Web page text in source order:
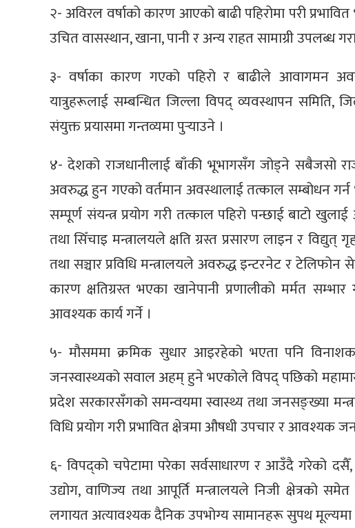
२- अविरल वर्षाको कारण आएको बाढी पहिरोमा परी
उचित वासस्थान, खाना, पानी र अन्य राहत सामाग्री उपलब्ध
३- वर्षाका कारण गएको पहिरो र बाढीले आवागमन
यात्रुहरूलाई सम्बन्धित जिल्ला विपद् व्यवस्थापन समिति,
संयुक्त प्रयासमा गन्तव्यमा पुर्‍याउने ।
४- देशको राजधानीलाई बाँकी भूभागसँग जोड्ने सबैजसो
अवरुद्ध हुन गएको वर्तमान अवस्थालाई तत्काल सम्बोधन गर्न
सम्पूर्ण संयन्त्र प्रयोग गरी तत्काल पहिरो पन्छाई बाटो
तथा सिँचाइ मन्त्रालयले क्षति ग्रस्त प्रसारण लाइन र
तथा सञ्चार प्रविधि मन्त्रालयले अवरुद्ध इन्टरनेट र टेलिफोन
कारण क्षतिग्रस्त भएका खानेपानी प्रणालीको मर्मत
आवश्यक कार्य गर्ने ।
५- मौसममा क्रमिक सुधार आइरहेको भएता पनि
जनस्वास्थ्यको सवाल अहम् हुने भएकोले विपद् पछिको
प्रदेश सरकारसँगको समन्वयमा स्वास्थ्य तथा जनसङ्ख्या
विधि प्रयोग गरी प्रभावित क्षेत्रमा औषधी उपचार र आवश्यक
६- विपद्को चपेटामा परेका सर्वसाधारण र आउँदै गरेको
उद्योग, वाणिज्य तथा आपूर्ति मन्त्रालयले निजी क्षेत्रको
लगायत अत्यावश्यक दैनिक उपभोग्य सामानहरू सुपथ मूल्यमा